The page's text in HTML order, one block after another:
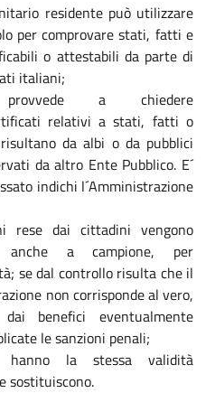
residente può utilizzare
per comprovare stati, fatti e
o attestabili da parte di
italiani;
provvede a chiedere
relativi a stati, fatti o
da albi o da pubblici
da altro Ente Pubblico. E´
indichi l´Amministrazione
rese dai cittadini vengono
anche a campione, per
se dal controllo risulta che il
non corrisponde al vero,
dai benefici eventualmente
le sanzioni penali;
hanno la stessa validità
sostituiscono.